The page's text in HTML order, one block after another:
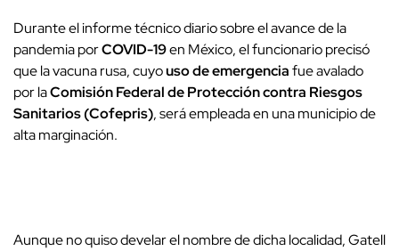
Durante el informe técnico diario sobre el avance de la
pandemia porCOVID-19en México, el funcionario precisó
que la vacuna rusa, cuyouso de emergenciafue avalado
por laComisión Federal de Protección contra Riesgos
Sanitarios (Cofepris), será empleada en una municipio de
alta marginación.
Aunque no quiso develar el nombre de dicha localidad, Gatell